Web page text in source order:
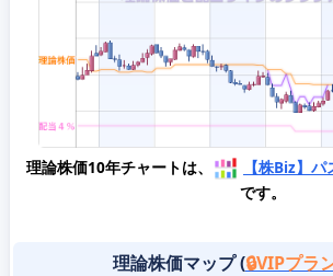
理論株価10年チャートは、 【株Biz】
です。
理論株価マップ (🔒VIPプラ